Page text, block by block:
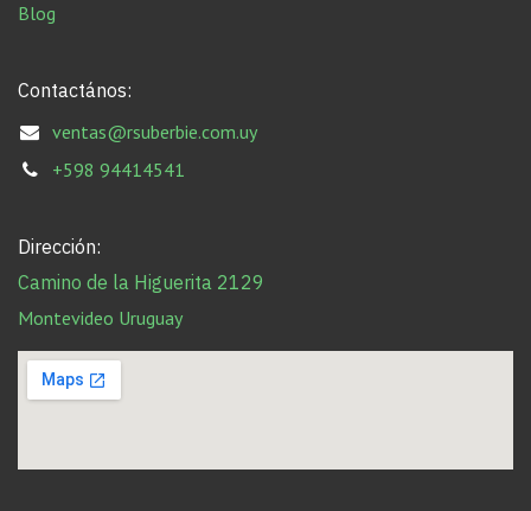
Blog
Contactános:
ventas@rsuberbie.com.uy
+598 94414541
Dirección:
Camino de la Higuerita 2129
Montevideo Uruguay